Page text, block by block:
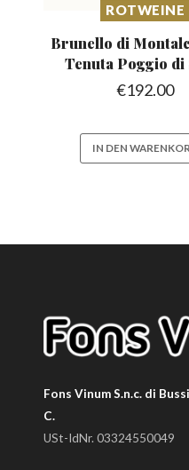
ROTWEINE
Brunello di
Tenuta Poggio di
€192.00
IN DEN
Fons Vinum S.n.c. di
C.
USt-IdNr. 03324550049